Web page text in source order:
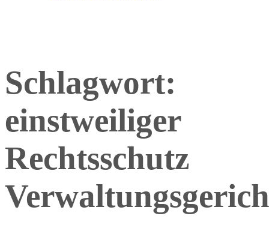
Schlagwort:
einstweiliger
Rechtsschutz